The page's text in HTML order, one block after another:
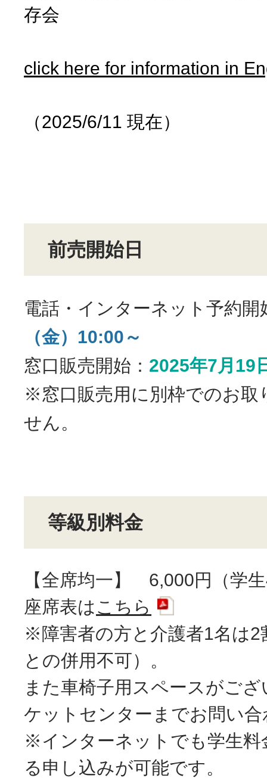
存会
click here for information in
（2025/6/11 現在）
前売開始日
電話・インターネット予約開
（金）10:00～
窓口販売開始： 2025年7月19
※窓口販売用に別枠でのお取
せん。
等級別料金
【全席均一】 6,000円（学
座席表は こちら
※障害者の方と介護者1名は2
との併用不可）。
また車椅子用スペースがご
ケットセンターまでお問い
※インターネットでも学生料
る申し込みが可能です。